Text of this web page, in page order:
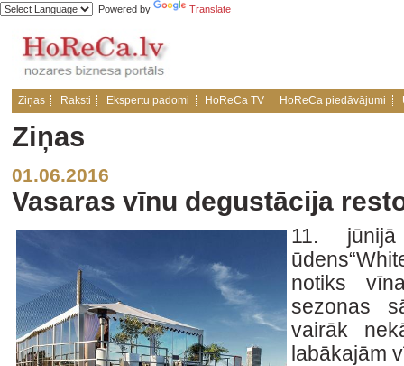
Powered by Translate
Ziņas Raksti Ekspertu padomi HoReCa TV HoReCa piedāvājumi
Ziņas
01.06.2016
Vasaras vīnu degustācija
11.
notiks
sezonas
vairāk
labākajām